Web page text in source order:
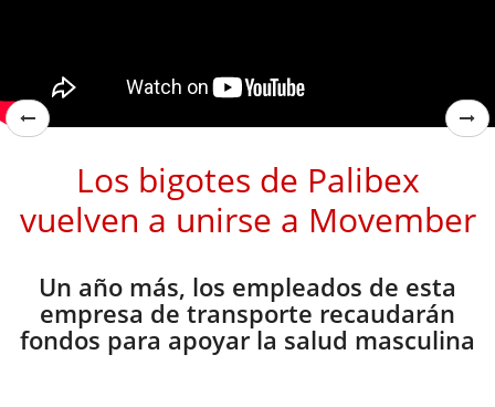
Los bigotes de Palibex
vuelven a unirse a Movember
Un año más, los empleados de esta
empresa de transporte recaudarán
fondos para apoyar la salud masculina